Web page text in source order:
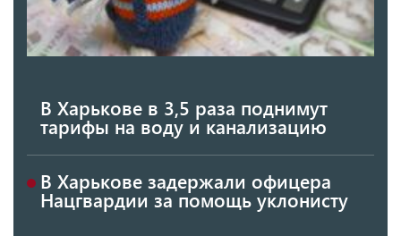
В Харькове в 3,5 раза поднимут
тарифы на воду и канализацию
В Харькове задержали офицера
Нацгвардии за помощь уклонисту